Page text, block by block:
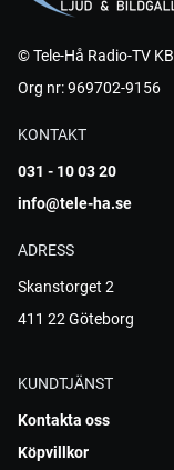
© Tele-Hå Radio-TV KB
Org nr: 969702-9156
KONTAKT
031 - 10 03 20
info@tele-ha.se
ADRESS
Skanstorget 2
411 22 Göteborg
KUNDTJÄNST
Kontakta oss
Köpvillkor